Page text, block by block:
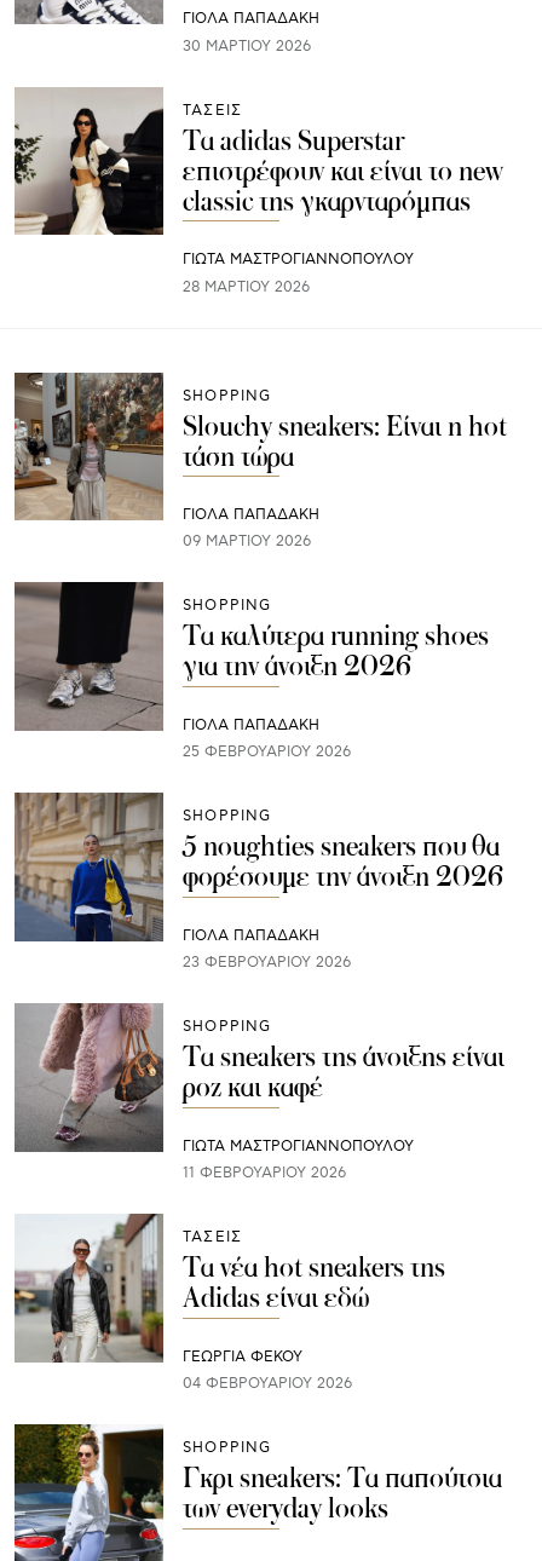
ΓΙΌΛΑ ΠΑΠΑΔΆΚΗ
30 ΜΑΡΤΊΟΥ 2026
ΤΑΣΕΙΣ
Τα adidas Superstar
επιστρέφουν και είναι το new
classic της γκαρνταρόμπας
ΓΙΩΤΑ ΜΑΣΤΡΟΓΙΑΝΝΟΠΟΥΛΟΥ
28 ΜΑΡΤΊΟΥ 2026
SHOPPING
Slouchy sneakers: Είναι η hot
τάση τώρα
ΓΙΌΛΑ ΠΑΠΑΔΆΚΗ
09 ΜΑΡΤΊΟΥ 2026
SHOPPING
Τα καλύτερα running shoes
για την άνοιξη 2026
ΓΙΌΛΑ ΠΑΠΑΔΆΚΗ
25 ΦΕΒΡΟΥΑΡΊΟΥ 2026
SHOPPING
5 noughties sneakers που θα
φορέσουμε την άνοιξη 2026
ΓΙΌΛΑ ΠΑΠΑΔΆΚΗ
23 ΦΕΒΡΟΥΑΡΊΟΥ 2026
SHOPPING
Τα sneakers της άνοιξης είναι
ροζ και καφέ
ΓΙΩΤΑ ΜΑΣΤΡΟΓΙΑΝΝΟΠΟΥΛΟΥ
11 ΦΕΒΡΟΥΑΡΊΟΥ 2026
ΤΑΣΕΙΣ
Tα νέα hot sneakers της
Adidas είναι εδώ
ΓΕΩΡΓΙΑ ΦΕΚΟΥ
04 ΦΕΒΡΟΥΑΡΊΟΥ 2026
SHOPPING
Γκρι sneakers: Τα παπούτσια
των everyday looks